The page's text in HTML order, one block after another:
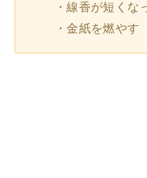
・線香が短くな
・金紙を燃やす